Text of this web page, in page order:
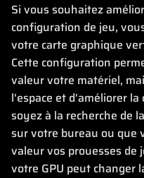
Si vous souhaitez
configuration de jeu,
votre carte graphique
Cette configuration
valeur votre matériel,
l'espace et d'améliorer
soyez à la recherche de
sur votre bureau ou que
valeur vos prouesses de
votre GPU peut changer